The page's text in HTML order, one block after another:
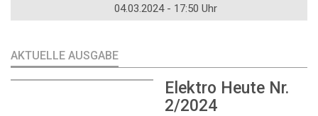
04.03.2024 - 17:50 Uhr
AKTUELLE AUSGABE
Elektro Heute Nr.
2/2024